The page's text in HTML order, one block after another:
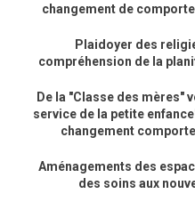
changement de
Plaidoyer des
compréhension de la
De la "Classe des mères"
service de la petite
changement
Aménagements des
des soins aux